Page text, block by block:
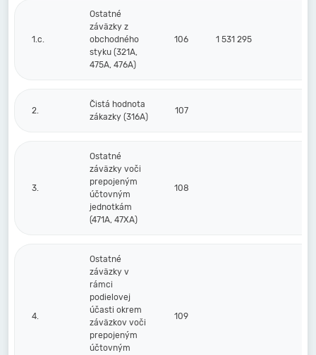
1.c.
Ostatné
záväzky z
obchodného
styku (321A,
475A, 476A)
106 1 531 295
2.
Čistá hodnota
zákazky (316A)
107
3.
Ostatné
záväzky voči
prepojeným
účtovným
jednotkám
(471A, 47XA)
108
4.
Ostatné
záväzky v
rámci
podielovej
účasti okrem
záväzkov voči
prepojeným
účtovným
109